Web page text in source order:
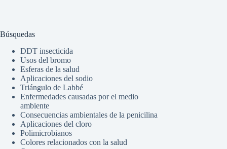
Búsquedas
DDT insecticida
Usos del bromo
Esferas de la salud
Aplicaciones del sodio
Triángulo de Labbé
Enfermedades causadas por el medio
ambiente
Consecuencias ambientales de la penicilina
Aplicaciones del cloro
Polimicrobianos
Colores relacionados con la salud